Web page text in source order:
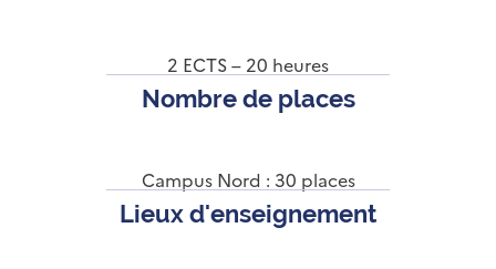
2 ECTS – 20 heures
Nombre de places
Campus Nord : 30 places
Lieux d'enseignement